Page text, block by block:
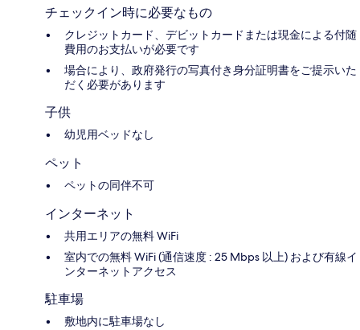
チェックイン時に必要なもの
クレジットカード、デビットカードまたは現金による付随
費用のお支払いが必要です
場合により、政府発行の写真付き身分証明書をご提示いた
だく必要があります
子供
幼児用ベッドなし
ペット
ペットの同伴不可
インターネット
共用エリアの無料 WiFi
室内での無料 WiFi (通信速度 : 25 Mbps 以上) および有線イ
ンターネットアクセス
駐車場
敷地内に駐車場なし